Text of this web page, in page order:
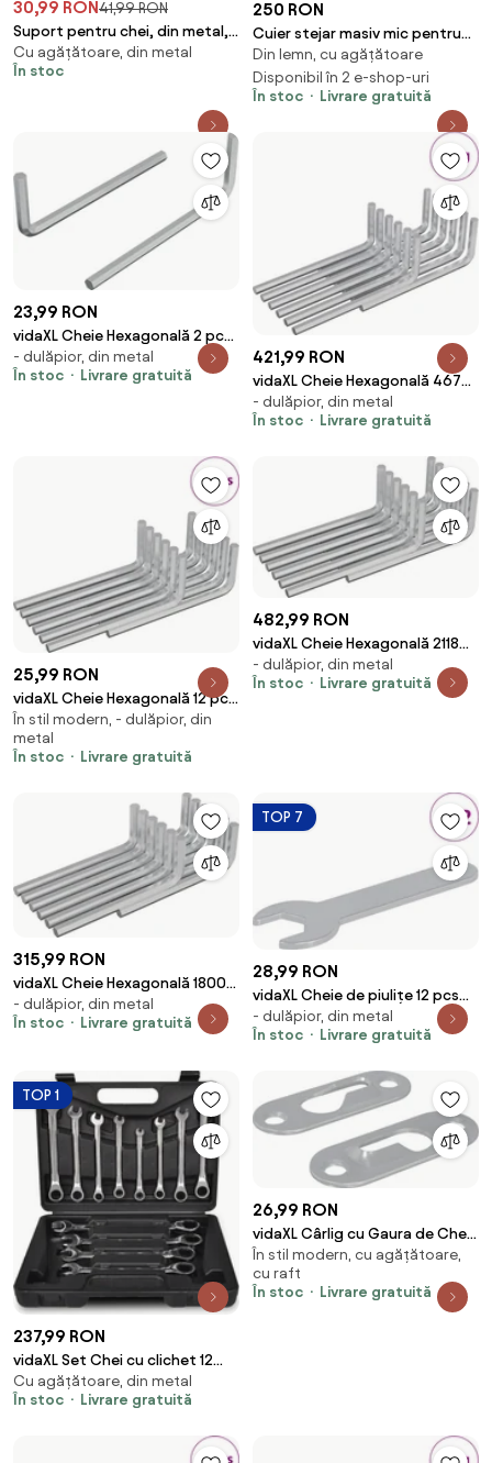
30,99 RON41,99 RON
Suport pentru chei, din metal,
tip cheie, cu 3 agatatori
Cu agățătoare, din metal
În stoc
250 RON
Cuier stejar masiv mic pentru
chei Dotti, 5 × 10 × 25 cm
Din lemn, cu agățătoare
Disponibil în 2 e-shop-uri
În stoc
Livrare gratuită
23,99 RON
vidaXL Cheie Hexagonală 2 pcs
Argintiu 32 x 86 mm Oțel
- dulăpior, din metal
În stoc
Livrare gratuită
421,99 RON
vidaXL Cheie Hexagonală 4675
pcs Argintiu 32 x 86 mm Oțel
- dulăpior, din metal
În stoc
Livrare gratuită
25,99 RON
vidaXL Cheie Hexagonală 12 pcs
Argintiu 32 x 86 mm Oțel
În stil modern, - dulăpior, din
metal
În stoc
Livrare gratuită
482,99 RON
vidaXL Cheie Hexagonală 2118
pcs Argintiu 32 x 86 mm Oțel
- dulăpior, din metal
În stoc
Livrare gratuită
315,99 RON
vidaXL Cheie Hexagonală 1800
pcs Argintiu 32 x 86 mm Oțel
- dulăpior, din metal
În stoc
Livrare gratuită
TOP 7
28,99 RON
vidaXL Cheie de piulițe 12 pcs
Argintiu 13 mm Fier
- dulăpior, din metal
În stoc
Livrare gratuită
TOP 1
237,99 RON
vidaXL Set Chei cu clichet 12
buc
Cu agățătoare, din metal
În stoc
Livrare gratuită
26,99 RON
vidaXL Cârlig cu Gaura de Cheie
2 pcs Argintiu 45 x 16 x 3.5 mm
Fier
În stil modern, cu agățătoare,
cu raft
În stoc
Livrare gratuită